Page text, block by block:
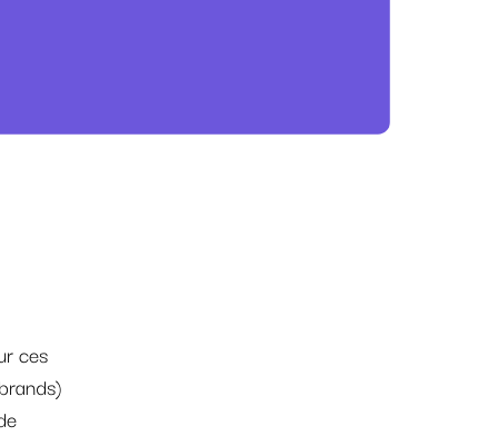
ces